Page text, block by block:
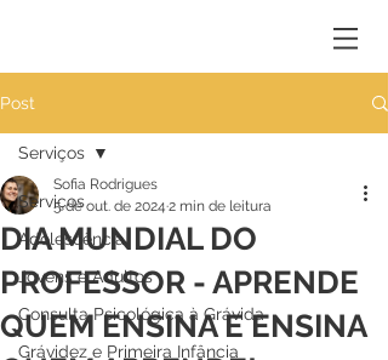
Post
Serviços
Adolescência
Jovens e Adultos
Consulta Psicológica à Grávida
Grávidez e Primeira Infância
Serviços
DIA MUNDIAL DO
PROFESSOR - APRENDE
QUEM ENSINA E ENSINA
Sofia Rodrigues
5 de out. de 2024 2 min de leitura